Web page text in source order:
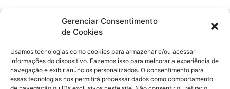
Gerenciar Consentimento
de Cookies
Usamos tecnologias como cookies para armazenar e/ou acessar
informações do dispositivo. Fazemos isso para melhorar a experiência de
navegação e exibir anúncios personalizados. O consentimento para
essas tecnologias nos permitirá processar dados como comportamento
Ockara é uma plataforma multicultural e criativa. Nossa proposta é